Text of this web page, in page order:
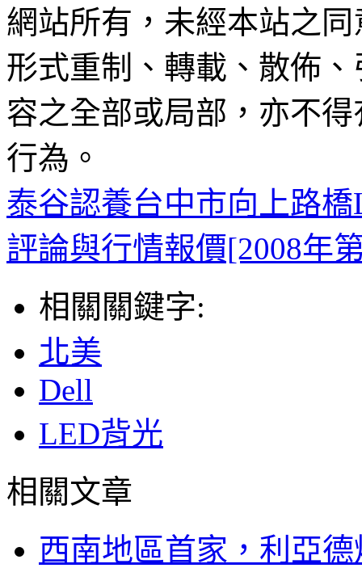
網站所有，未經本站之
形式重制、轉載、散佈
容之全部或局部，亦不
行為。
泰谷認養台中市向上路
評論與行情報價[2008年
相關關鍵字:
北美
Dell
LED背光
相關文章
西南地區首家，利亞